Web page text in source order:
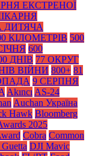
ЕКСТРЕНОЇ
ДИТЯЧА
КІЛОМЕТРІВ 500
600
ДНІВ 77 ОКРУГ
ВІЙНИ 800+ 81
9 СЕРПНЯ
Akıncı AS-24
Auchan Україна
Нawk Bloomberg
2025
Cobra Common
DJI Mavic